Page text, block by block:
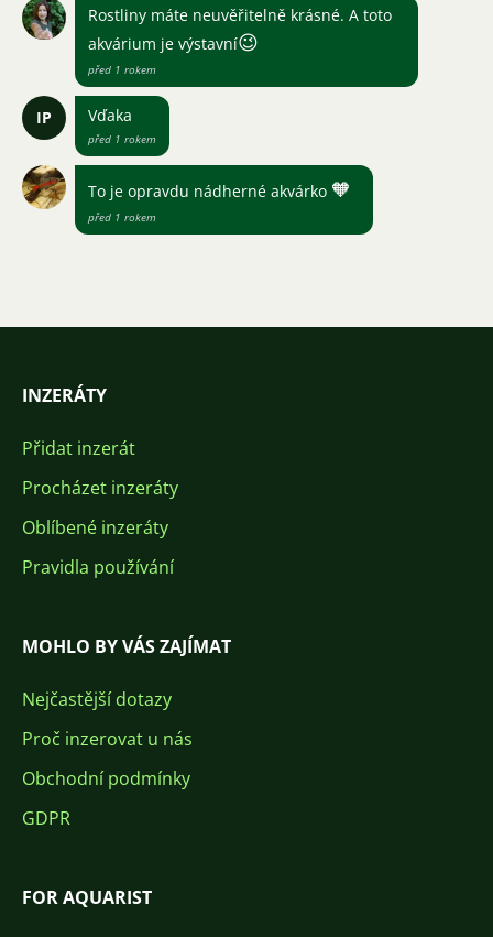
Rostliny máte neuvěřitelně krásné. A toto
akvárium je výstavní😉
před 1 rokem
IP Vďaka
před 1 rokem
To je opravdu nádherné akvárko 🧡
před 1 rokem
INZERÁTY
Přidat inzerát
Procházet inzeráty
Oblíbené inzeráty
Pravidla používání
MOHLO BY VÁS ZAJÍMAT
Nejčastější dotazy
Proč inzerovat u nás
Obchodní podmínky
GDPR
FOR AQUARIST